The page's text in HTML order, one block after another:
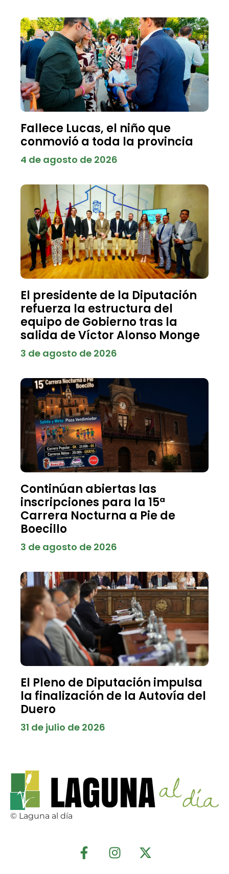
Fallece Lucas, el niño que
conmovió a toda la provincia
4 de agosto de 2026
El presidente de la Diputación
refuerza la estructura del
equipo de Gobierno tras la
salida de Víctor Alonso Monge
3 de agosto de 2026
Continúan abiertas las
inscripciones para la 15ª
Carrera Nocturna a Pie de
Boecillo
3 de agosto de 2026
El Pleno de Diputación impulsa
la finalización de la Autovía del
Duero
31 de julio de 2026
© Laguna al día